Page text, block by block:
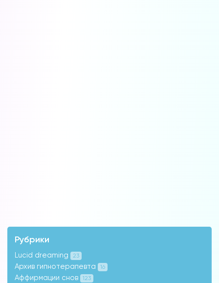
Рубрики
Lucid dreaming 23
Архив гипнотерапевта 16
Аффирмации снов 123